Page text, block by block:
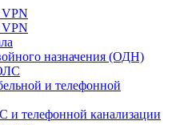
VPN
VPN
назначения (ОДН)
и телефонной
и телефонной канализации